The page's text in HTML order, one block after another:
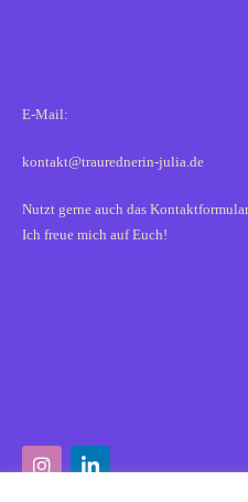
E-Mail:
kontakt@traurednerin-julia.de
Nutzt gerne auch das
Ich freue mich auf Euch!